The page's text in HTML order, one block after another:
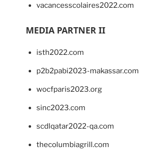
vacancesscolaires2022.com
MEDIA PARTNER II
isth2022.com
p2b2pabi2023-makassar.com
wocfparis2023.org
sinc2023.com
scdlqatar2022-qa.com
thecolumbiagrill.com